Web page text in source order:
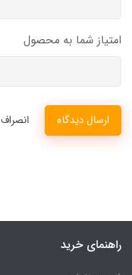
امتیاز شما به محصول
ارسال دیدگاه انصراف
راهنمای خرید